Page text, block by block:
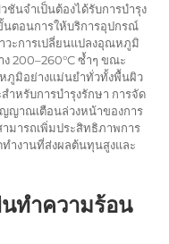
นจำเป็นต้องได้รับการบำรุง
นตอนการให้บริการอุปกรณ์
วะการเปลี่ยนแปลงอุณหภูมิ
200–260°C ซ้ำๆ ขณะ
ภูมิอย่างแม่นยำทั่วทั้งพื้นผิว
ำหรับการบำรุงรักษา การจัด
ญญาณเตือนล่วงหน้าของการ
มารถเพิ่มประสิทธิภาพการ
ำงานที่ส่งผลต้นทุนสูงและ
ทำความร้อน